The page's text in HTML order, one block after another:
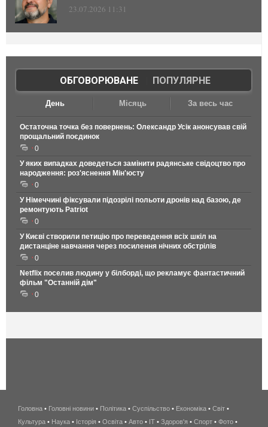
23.07.2026 11:31
ОБГОВОРЮВАНЕ| ПОПУЛЯРНЕ
День Місяць За весь час
Остаточна точка без повернень: Олександр Усік анонсував свій
прощальний поєдинок
0
У яких випадках доведеться замінити радянське свідоцтво про
народження: роз'яснення Мін'юсту
0
У Німеччині фіксували підозрілі польоти дронів над базою, де
ремонтують Patriot
0
У Києві створили петицію про переведення всіх шкіл на
дистанціне навчання через посилення нічних обстрілів
0
Netflix поселив людину у білборді, що рекламує фантастичний
фільм "Останній дім"
0
беспроводной
интернет
Головна • Головні новини • Політика • Суспільство • Економіка • Світ •
Культура • Наука • Історія • Освіта • Авто • IT • Здоров'я • Спорт • Фото •